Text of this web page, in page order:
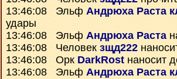
13:46:08 Эльф Андрюха Раста
удары
13:46:08 Эльф Андрюха Раста
13:46:08 Человек зщд222
13:46:08 Орк DarkRost наносит
13:46:08 Эльф Андрюха Раста